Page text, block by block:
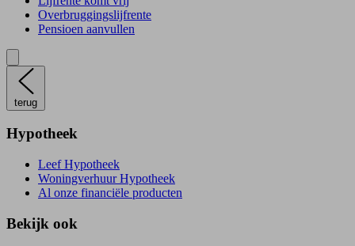
Overbruggingslijfrente
Pensioen aanvullen
terug
Hypotheek
Leef Hypotheek
Woningverhuur Hypotheek
Al onze financiële producten
Bekijk ook